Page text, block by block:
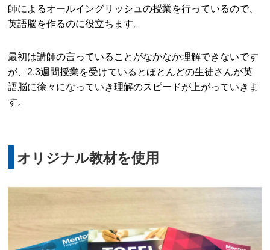
師によるオールイングリッシュの授業を行っているので、
英語脳を作るのに役立ちます。
最初は講師の言っていることがなかなか理解できないです
が、2.3週間授業を受けているとほとんどの生徒さんが英
語脳に徐々になっていき理解のスピードが上がっていきま
す。
オリジナル教材を使用